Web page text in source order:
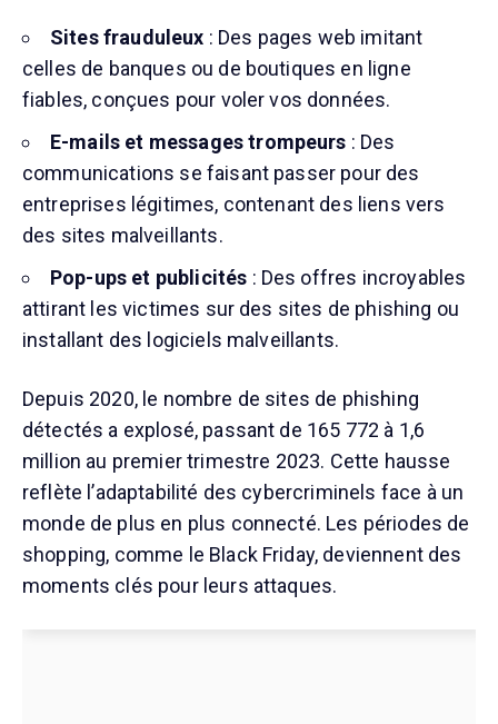
Sites frauduleux : Des pages web imitant
celles de banques ou de boutiques en ligne
fiables, conçues pour voler vos données.
E-mails et messages trompeurs : Des
communications se faisant passer pour des
entreprises légitimes, contenant des liens vers
des sites malveillants.
Pop-ups et publicités : Des offres incroyables
attirant les victimes sur des sites de phishing ou
installant des logiciels malveillants.
Depuis 2020, le nombre de sites de phishing
détectés a explosé, passant de 165 772 à 1,6
million au premier trimestre 2023. Cette hausse
reflète l’adaptabilité des cybercriminels face à un
monde de plus en plus connecté. Les périodes de
shopping, comme le Black Friday, deviennent des
moments clés pour leurs attaques.